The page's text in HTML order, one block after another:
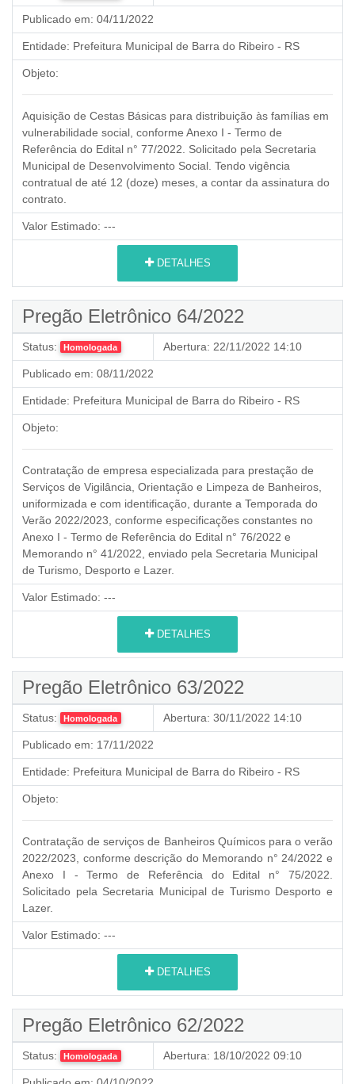
Publicado em: 04/11/2022
Entidade: Prefeitura Municipal de Barra do Ribeiro - RS
Objeto:
Aquisição de Cestas Básicas para distribuição às famílias em
vulnerabilidade social, conforme Anexo I - Termo de
Referência do Edital n° 77/2022. Solicitado pela Secretaria
Municipal de Desenvolvimento Social. Tendo vigência
contratual de até 12 (doze) meses, a contar da assinatura do
contrato.
Valor Estimado: ---
DETALHES
Pregão Eletrônico 64/2022
Status: Homologada Abertura: 22/11/2022 14:10
Publicado em: 08/11/2022
Entidade: Prefeitura Municipal de Barra do Ribeiro - RS
Objeto:
Contratação de empresa especializada para prestação de
Serviços de Vigilância, Orientação e Limpeza de Banheiros,
uniformizada e com identificação, durante a Temporada do
Verão 2022/2023, conforme especificações constantes no
Anexo I - Termo de Referência do Edital n° 76/2022 e
Memorando n° 41/2022, enviado pela Secretaria Municipal
de Turismo, Desporto e Lazer.
Valor Estimado: ---
DETALHES
Pregão Eletrônico 63/2022
Status: Homologada Abertura: 30/11/2022 14:10
Publicado em: 17/11/2022
Entidade: Prefeitura Municipal de Barra do Ribeiro - RS
Objeto:
Contratação de serviços de Banheiros Químicos para o verão
2022/2023, conforme descrição do Memorando n° 24/2022 e
Anexo I - Termo de Referência do Edital n° 75/2022.
Solicitado pela Secretaria Municipal de Turismo Desporto e
Lazer.
Valor Estimado: ---
DETALHES
Pregão Eletrônico 62/2022
Status: Homologada Abertura: 18/10/2022 09:10